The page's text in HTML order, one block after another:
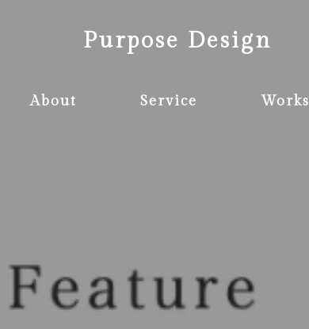
Purpose Design
About Service Works